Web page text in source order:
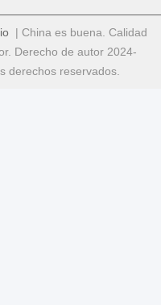
| China es buena. Calidad
Derecho de autor 2024-
derechos reservados.